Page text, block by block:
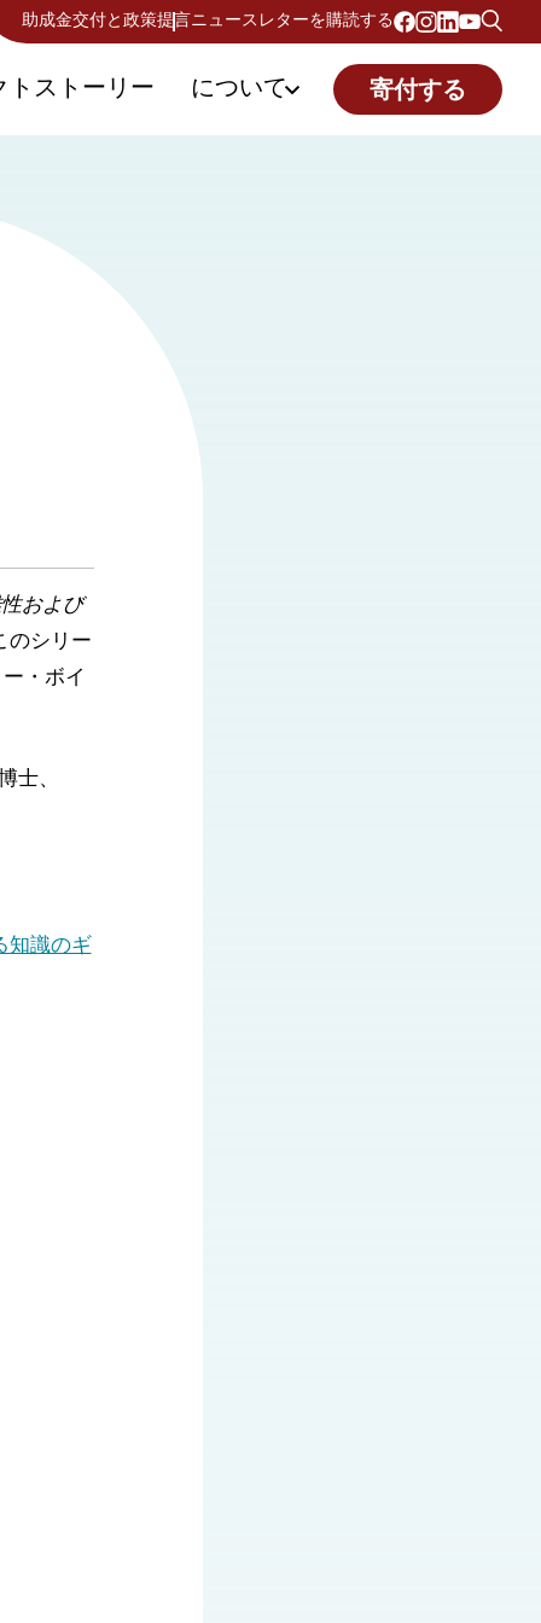
助成金交付と政策提言 ニュースレターを購読する
トストーリー について 寄付する
および
のシリー
・ボイ
士、
知識のギ